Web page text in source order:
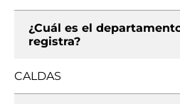
¿Cuál es el
registra?
CALDAS